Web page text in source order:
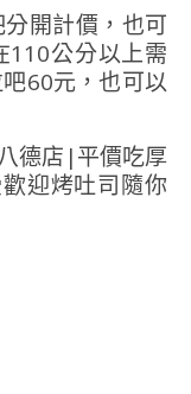
開計價，也可
110公分以上需
60元，也可以